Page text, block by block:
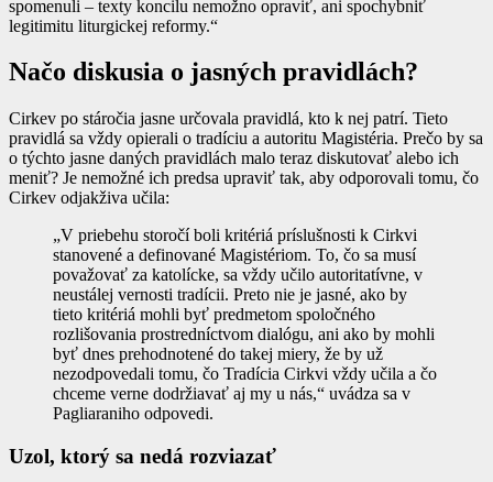
spomenuli – texty koncilu nemožno opraviť, ani spochybniť
legitimitu liturgickej reformy.“
Načo diskusia o jasných pravidlách?
Cirkev po stáročia jasne určovala pravidlá, kto k nej patrí. Tieto
pravidlá sa vždy opierali o tradíciu a autoritu Magistéria. Prečo by sa
o týchto jasne daných pravidlách malo teraz diskutovať alebo ich
meniť? Je nemožné ich predsa upraviť tak, aby odporovali tomu, čo
Cirkev odjakživa učila:
„V priebehu storočí boli kritériá príslušnosti k Cirkvi
stanovené a definované Magistériom. To, čo sa musí
považovať za katolícke, sa vždy učilo autoritatívne, v
neustálej vernosti tradícii. Preto nie je jasné, ako by
tieto kritériá mohli byť predmetom spoločného
rozlišovania prostredníctvom dialógu, ani ako by mohli
byť dnes prehodnotené do takej miery, že by už
nezodpovedali tomu, čo Tradícia Cirkvi vždy učila a čo
chceme verne dodržiavať aj my u nás,“ uvádza sa v
Pagliaraniho odpovedi.
Uzol, ktorý sa nedá rozviazať